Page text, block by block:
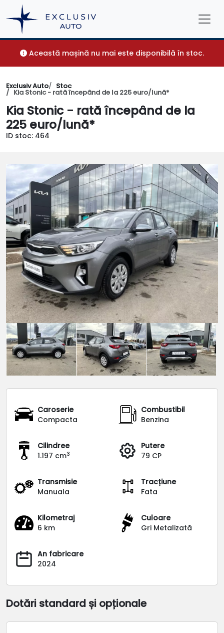
Această mașină nu mai este disponibilă în stoc.
Exclusiv Auto Stoc
Kia Stonic - rată începând de la 225 euro/lună*
Kia Stonic - rată începând de la
225 euro/lună*
ID stoc: 464
Caroserie
Compacta
Combustibil
Benzina
Cilindree
1.197 cm3
Putere
79 CP
Transmisie
Manuala
Tracțiune
Fata
Kilometraj
6 km
Culoare
Gri Metalizată
An fabricare
2024
Dotări standard și opționale